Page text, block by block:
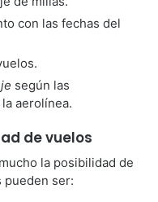
con las fechas del
según las
aerolínea.
de vuelos
la posibilidad de
pueden ser: